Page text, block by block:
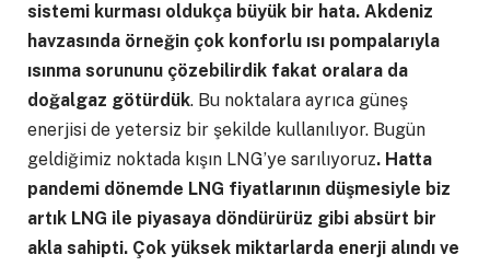
sistemi kurması oldukça büyük bir hata. Akdeniz
havzasında örneğin çok konforlu ısı pompalarıyla
ısınma sorununu çözebilirdik fakat oralara da
doğalgaz götürdük. Bu noktalara ayrıca güneş
enerjisi de yetersiz bir şekilde kullanılıyor. Bugün
geldiğimiz noktada kışın LNG’ye sarılıyoruz. Hatta
pandemi dönemde LNG fiyatlarının düşmesiyle biz
artık LNG ile piyasaya döndürürüz gibi absürt bir
akla sahipti. Çok yüksek miktarlarda enerji alındı ve